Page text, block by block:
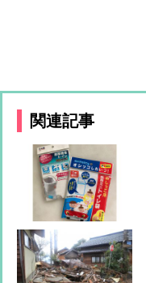
関連記事